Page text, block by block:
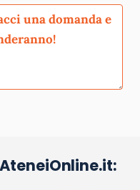
risponde al tuo commento